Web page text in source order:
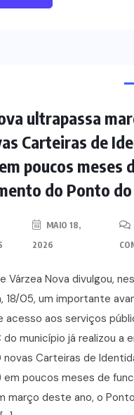
ultrapassa
Carteiras de
poucos meses
do Ponto do
MAIO 18,
2026
Várzea Nova divulgou,
18/05, um importante
acesso aos serviços
do município já realizou a
novas Carteiras de
em poucos meses de
março deste ano, o